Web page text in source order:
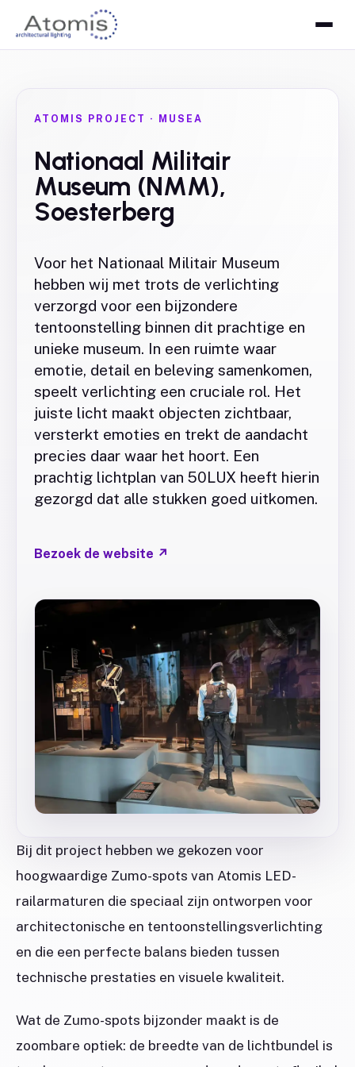
ATOMIS PROJECT · MUSEA
Nationaal Militair
Museum (NMM),
Soesterberg
Voor het Nationaal Militair Museum
hebben wij met trots de verlichting
verzorgd voor een bijzondere
tentoonstelling binnen dit prachtige en
unieke museum. In een ruimte waar
emotie, detail en beleving samenkomen,
speelt verlichting een cruciale rol. Het
juiste licht maakt objecten zichtbaar,
versterkt emoties en trekt de aandacht
precies daar waar het hoort. Een
prachtig lichtplan van 50LUX heeft hierin
gezorgd dat alle stukken goed uitkomen.
Bezoek de website ↗
Bij dit project hebben we gekozen voor
hoogwaardige Zumo-spots van Atomis LED-
railarmaturen die speciaal zijn ontworpen voor
architectonische en tentoonstellingsverlichting
en die een perfecte balans bieden tussen
technische prestaties en visuele kwaliteit.
Wat de Zumo-spots bijzonder maakt is de
zoombare optiek: de breedte van de lichtbundel is